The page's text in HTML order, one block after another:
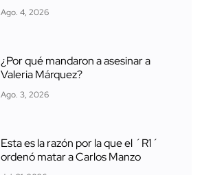
Ago. 4, 2026
¿Por qué mandaron a asesinar a
Valeria Márquez?
Ago. 3, 2026
Esta es la razón por la que el ´R1´
ordenó matar a Carlos Manzo